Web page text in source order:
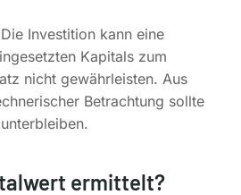
Die Investition kann eine
Kapitals zum
nicht gewährleisten. Aus
Betrachtung sollte
ermittelt?